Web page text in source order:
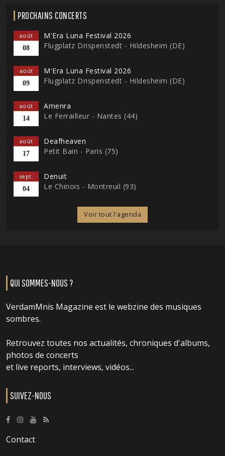
PROCHAINS CONCERTS
août
08
M'Era Luna Festival 2026
Flugplatz Drispenstedt - Hildesheim (DE)
août
09
M'Era Luna Festival 2026
Flugplatz Drispenstedt - Hildesheim (DE)
août
14
Amenra
Le Ferrailleur - Nantes (44)
août
17
Deafheaven
Petit Bain - Paris (75)
sept.
04
Denuit
Le Chinois - Montreuil (93)
Voir tout l'agenda
QUI SOMMES-NOUS ?
VerdamMnis Magazine est le webzine des musiques
sombres.
Retrouvez toutes nos actualités, chroniques d'albums,
photos de concerts
et live reports, interviews, vidéos...
SUIVEZ-NOUS
Contact